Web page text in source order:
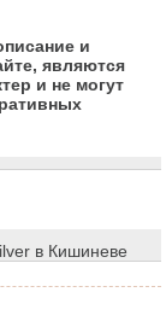
и
являются
и не могут
в Кишиневе